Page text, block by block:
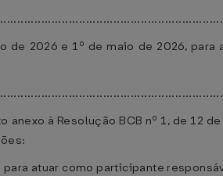
de 2026 e 1º de maio de 2026,
anexo à Resolução BCB nº 1, de 12
atuar como participante